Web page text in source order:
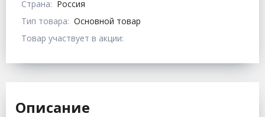
Страна: Россия
Тип товара: Основной товар
Товар участвует в акции:
Описание